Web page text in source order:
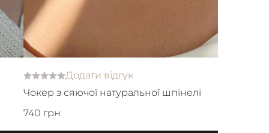
Додати відгук
Чокер з сяючої натуральної шпінелі
740 грн